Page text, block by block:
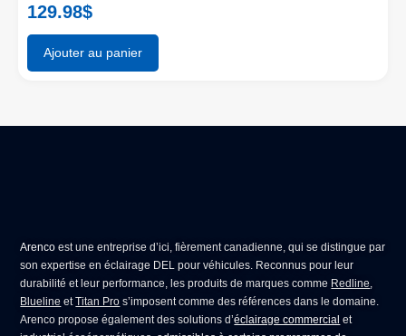
129.98$
Ajouter au panier
Arenco est une entreprise d’ici, fièrement canadienne, qui se distingue par
son expertise enéclairage DEL pour véhicules. Reconnus pour leur
durabilité et leur performance, les produits de marques comme Redline,
Blueline etTitan Pro s’imposent comme des références dans le domaine.
Arenco propose également des solutions d’éclairage commercial et